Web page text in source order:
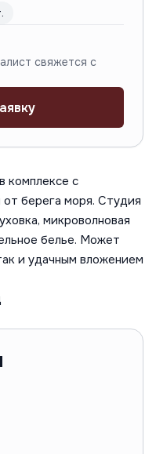
свяжется с
комплексе с
от берега моря. Студия
микроволновая
белье. Может
и удачным вложением